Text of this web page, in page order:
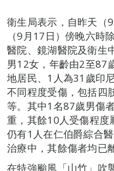
衛生局表示，自昨天（
（9月17日）傍晚六時
醫院、鏡湖醫院及衛生
男12女，年齡由2至87
地居民、1人為31歲印
不同程度受傷，包括四
等。其中1名87歲男傷
重，其餘10人受傷程度
仍有1人在仁伯爵綜合
治療中，其餘傷者均已
在特強颱風「山竹」吹